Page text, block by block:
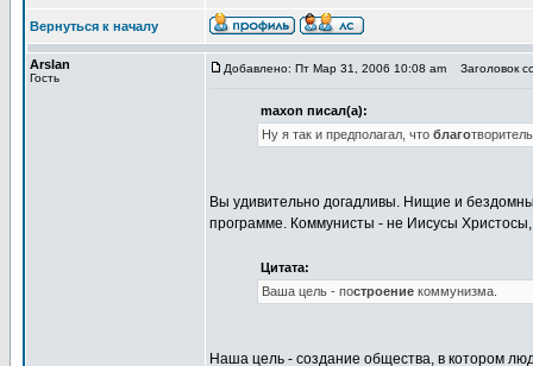
Вернуться к началу
Arslan
Гость
Добавлено: Пт Мар 31, 2006 10:08 am Заголовок
maxon писал(а):
Ну я так и предполагал, что благо
Вы удивительно догадливы. Нищие и
программе. Коммунисты - не Иисусы Христосы,
Цитата:
Ваша цель - построение коммунизма.
Наша цель - создание общества, в котором